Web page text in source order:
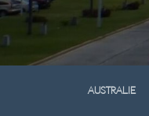
Australie